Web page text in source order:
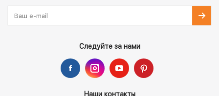
Следуйте за нами
Наши контакты